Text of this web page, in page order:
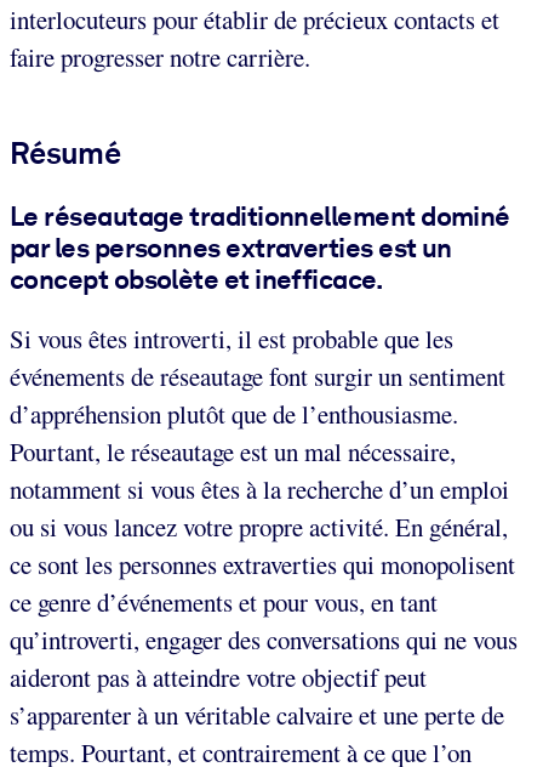
interlocuteurs pour établir de précieux contacts et
faire progresser notre carrière.
Résumé
Le réseautage traditionnellement dominé
par les personnes extraverties est un
concept obsolète et inefficace.
Si vous êtes introverti, il est probable que les
événements de réseautage font surgir un sentiment
d’appréhension plutôt que de l’enthousiasme.
Pourtant, le réseautage est un mal nécessaire,
notamment si vous êtes à la recherche d’un emploi
ou si vous lancez votre propre activité. En général,
ce sont les personnes extraverties qui monopolisent
ce genre d’événements et pour vous, en tant
qu’introverti, engager des conversations qui ne vous
aideront pas à atteindre votre objectif peut
s’apparenter à un véritable calvaire et une perte de
temps. Pourtant, et contrairement à ce que l’on